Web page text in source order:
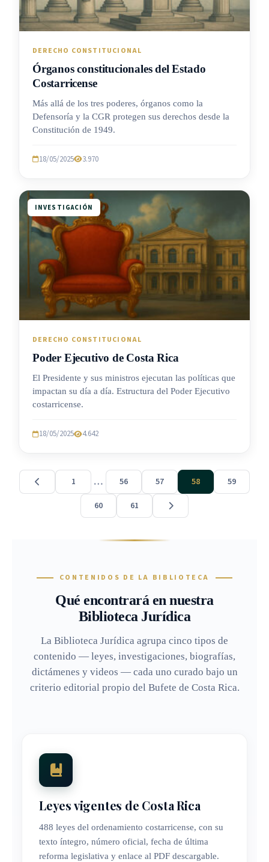
DERECHO CONSTITUCIONAL
Órganos constitucionales del Estado
Costarricense
Más allá de los tres poderes, órganos como la
Defensoría y la CGR protegen sus derechos desde la
Constitución de 1949.
18/05/2025 3.970
INVESTIGACIÓN
DERECHO CONSTITUCIONAL
Poder Ejecutivo de Costa Rica
El Presidente y sus ministros ejecutan las políticas que
impactan su día a día. Estructura del Poder Ejecutivo
costarricense.
18/05/2025 4.642
1 … 56 57 58
59
60
61
CONTENIDOS DE LA BIBLIOTECA
Qué encontrará en nuestra
Biblioteca Jurídica
La Biblioteca Jurídica agrupa cinco tipos de
contenido — leyes, investigaciones, biografías,
dictámenes y videos — cada uno curado bajo un
criterio editorial propio del Bufete de Costa Rica.
Leyes vigentes de Costa Rica
488 leyes del ordenamiento costarricense, con su
texto íntegro, número oficial, fecha de última
reforma legislativa y enlace al PDF descargable.